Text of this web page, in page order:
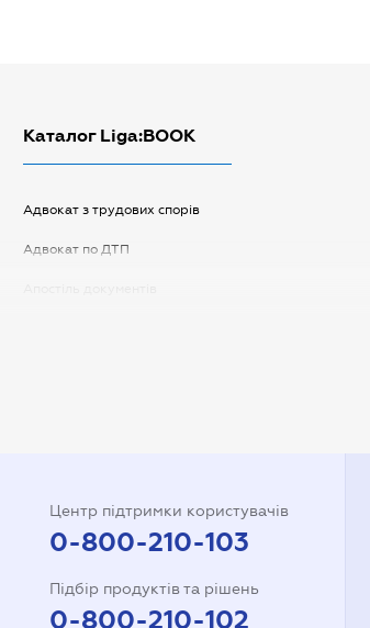
Каталог Liga:BOOK
Адвокат з трудових спорів
Адвокат по ДТП
інтересів в суді
Центр підтримки користувачів
0-800-210-103
Підбір продуктів та рішень
0-800-210-102